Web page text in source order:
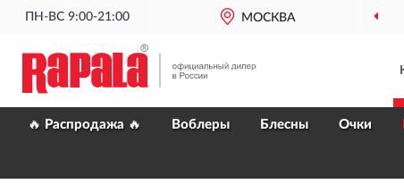
ПН-ВС 9:00-21:00 МОСКВА
🔥 Распродажа 🔥 Воблеры Блесны Очки